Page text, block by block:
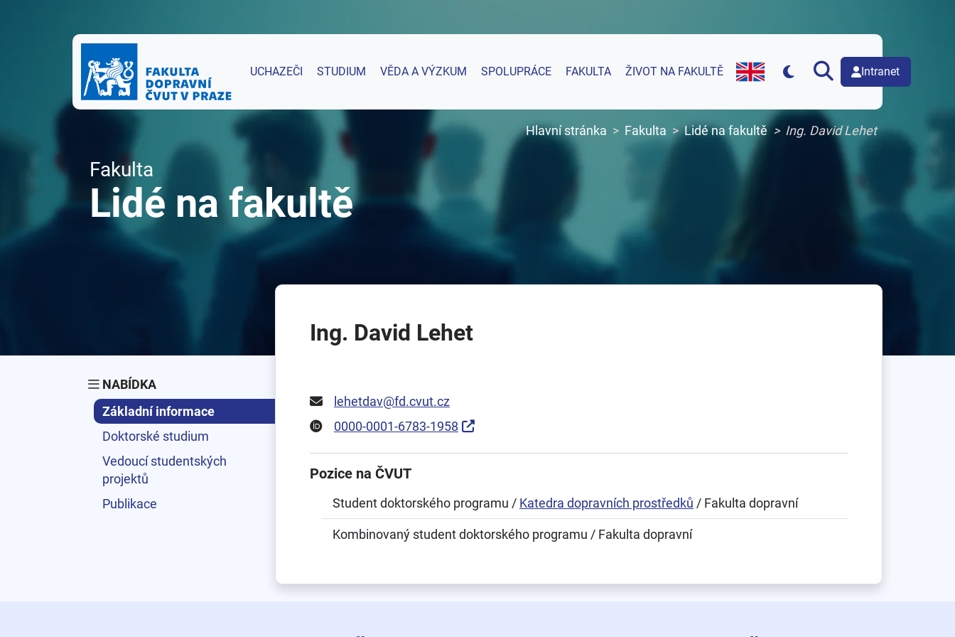
UCHAZEČI STUDIUM VĚDA A VÝZKUM SPOLUPRÁCE FAKULTA ŽIVOT NA FAKULTĚ
English version of web page
Intranet
Hlavní stránka Fakulta Lidé na fakultě Ing. David Lehet
Fakulta
Lidé na fakultě
NABÍDKA
Základní informace
Doktorské studium
Vedoucí studentských
projektů
Publikace
Ing. David Lehet
lehetdav@fd.cvut.cz
0000-0001-6783-1958
Pozice na ČVUT
Student doktorského programu / Katedra dopravních prostředků / Fakulta dopravní
Kombinovaný student doktorského programu / Fakulta dopravní